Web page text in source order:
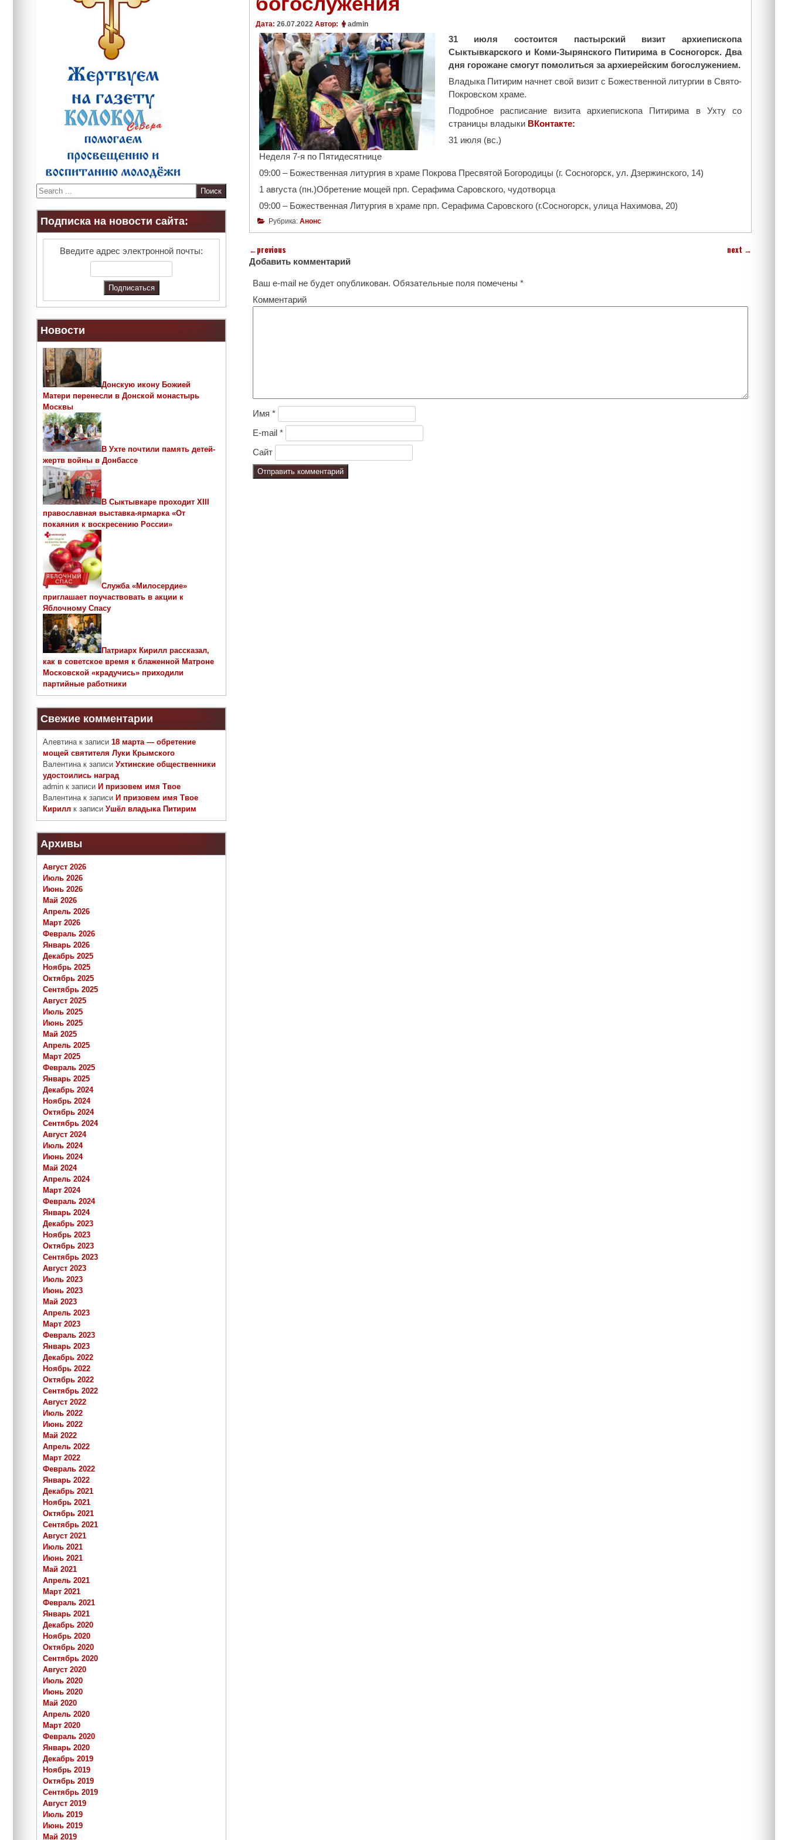
Дата: 26.07.2022 Автор: admin
31 июля состоится пастырский визит архиепископа
Сыктывкарского и Коми-Зырянского Питирима в Сосногорск. Два
дня горожане смогут помолиться за архиерейским богослужением.
Владыка Питирим начнет свой визит с Божественной литургии в Свято-
Покровском храме.
Подробное расписание визита архиепископа Питирима в Ухту со
страницы владыкиВКонтакте:
31 июля (вс.)
Неделя 7-я по Пятидесятнице
09:00 – Божественная литургия в храме Покрова Пресвятой Богородицы (г. Сосногорск, ул. Дзержинского, 14)
1 августа (пн.)Обретение мощей прп. Серафима Саровского, чудотворца
09:00 – Божественная Литургия в храме прп. Серафима Саровского (г.Сосногорск, улица Нахимова, 20)
Рубрика: Анонс
←previous next →
Добавить комментарий
Ваш e-mail не будет опубликован. Обязательные поля помечены *
Комментарий
Имя *
E-mail *
Сайт
S
e
a
c
Подписка на новости сайта:
Введите адрес электронной почты:
Новости
Донскую икону Божией
Матери перенесли в Донской монастырь
Москвы
В Ухте почтили память детей-
жертв войны в Донбассе
В Сыктывкаре проходит ХIII
православная выставка-ярмарка «От
покаяния к воскресению России»
Служба «Милосердие»
приглашает поучаствовать в акции к
Яблочному Спасу
Патриарх Кирилл рассказал,
как в советское время к блаженной Матроне
Московской «крадучись» приходили
партийные работники
Свежие комментарии
Алевтинак записи 18 марта — обретение
мощей святителя Луки Крымского
Валентинак записи Ухтинские общественники
удостоились наград
admin к записи И призовем имя Твое
Валентинак записи И призовем имя Твое
Кирилл к записи Ушёл владыка Питирим
Архивы
Август 2026
Июль 2026
Июнь 2026
Май 2026
Апрель 2026
Март 2026
Февраль 2026
Январь 2026
Декабрь 2025
Ноябрь 2025
Октябрь 2025
Сентябрь 2025
Август 2025
Июль 2025
Июнь 2025
Май 2025
Апрель 2025
Март 2025
Февраль 2025
Январь 2025
Декабрь 2024
Ноябрь 2024
Октябрь 2024
Сентябрь 2024
Август 2024
Июль 2024
Июнь 2024
Май 2024
Апрель 2024
Март 2024
Февраль 2024
Январь 2024
Декабрь 2023
Ноябрь 2023
Октябрь 2023
Сентябрь 2023
Август 2023
Июль 2023
Июнь 2023
Май 2023
Апрель 2023
Март 2023
Февраль 2023
Январь 2023
Декабрь 2022
Ноябрь 2022
Октябрь 2022
Сентябрь 2022
Август 2022
Июль 2022
Июнь 2022
Май 2022
Апрель 2022
Март 2022
Февраль 2022
Январь 2022
Декабрь 2021
Ноябрь 2021
Октябрь 2021
Сентябрь 2021
Август 2021
Июль 2021
Июнь 2021
Май 2021
Апрель 2021
Март 2021
Февраль 2021
Январь 2021
Декабрь 2020
Ноябрь 2020
Октябрь 2020
Сентябрь 2020
Август 2020
Июль 2020
Июнь 2020
Май 2020
Апрель 2020
Март 2020
Февраль 2020
Январь 2020
Декабрь 2019
Ноябрь 2019
Октябрь 2019
Сентябрь 2019
Август 2019
Июль 2019
Июнь 2019
Май 2019